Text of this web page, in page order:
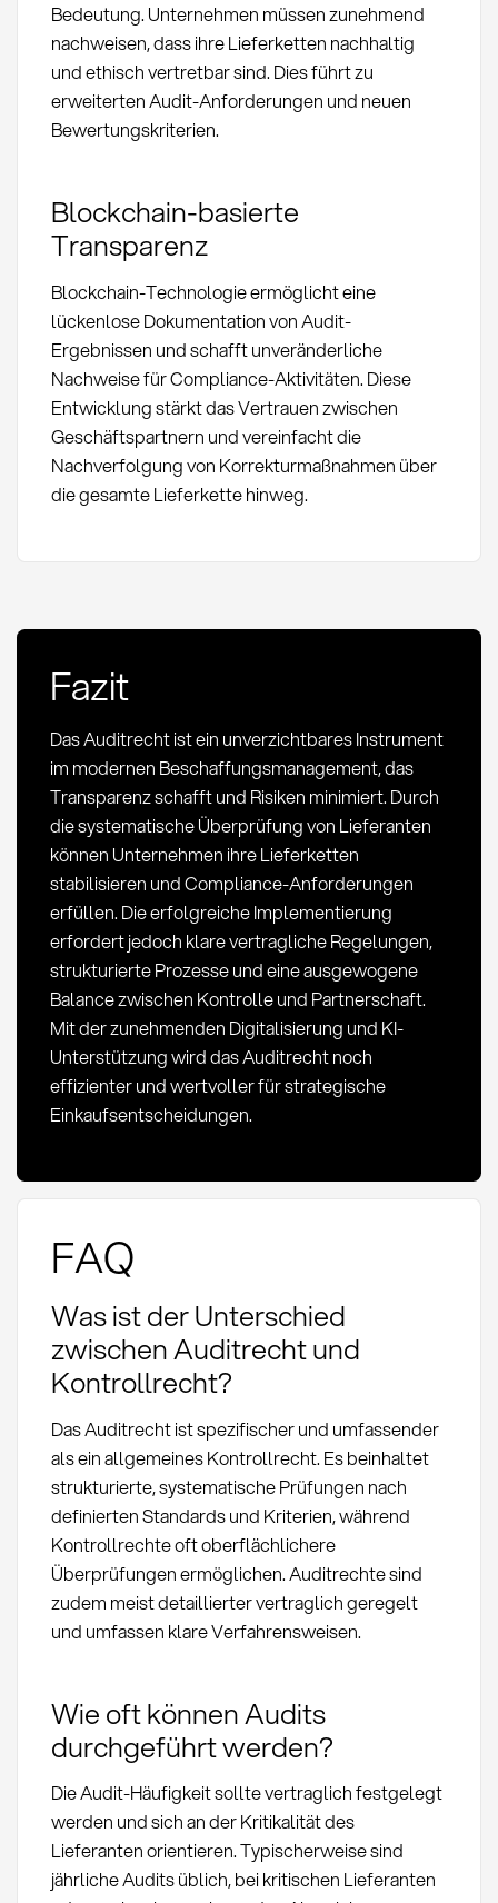
Bedeutung. Unternehmen müssen zunehmend
nachweisen, dass ihre Lieferketten nachhaltig
und ethisch vertretbar sind. Dies führt zu
erweiterten Audit-Anforderungen und neuen
Bewertungskriterien.
Blockchain-basierte
Transparenz
Blockchain-Technologie ermöglicht eine
lückenlose Dokumentation von Audit-
Ergebnissen und schafft unveränderliche
Nachweise für Compliance-Aktivitäten. Diese
Entwicklung stärkt das Vertrauen zwischen
Geschäftspartnern und vereinfacht die
Nachverfolgung von Korrekturmaßnahmen über
die gesamte Lieferkette hinweg.
Fazit
Das Auditrecht ist ein unverzichtbares Instrument
im modernen Beschaffungsmanagement, das
Transparenz schafft und Risiken minimiert. Durch
die systematische Überprüfung von Lieferanten
können Unternehmen ihre Lieferketten
stabilisieren und Compliance-Anforderungen
erfüllen. Die erfolgreiche Implementierung
erfordert jedoch klare vertragliche Regelungen,
strukturierte Prozesse und eine ausgewogene
Balance zwischen Kontrolle und Partnerschaft.
Mit der zunehmenden Digitalisierung und KI-
Unterstützung wird das Auditrecht noch
effizienter und wertvoller für strategische
Einkaufsentscheidungen.
FAQ
Was ist der Unterschied
zwischen Auditrecht und
Kontrollrecht?
Das Auditrecht ist spezifischer und umfassender
als ein allgemeines Kontrollrecht. Es beinhaltet
strukturierte, systematische Prüfungen nach
definierten Standards und Kriterien, während
Kontrollrechte oft oberflächlichere
Überprüfungen ermöglichen. Auditrechte sind
zudem meist detaillierter vertraglich geregelt
und umfassen klare Verfahrensweisen.
Wie oft können Audits
durchgeführt werden?
Die Audit-Häufigkeit sollte vertraglich festgelegt
werden und sich an der Kritikalität des
Lieferanten orientieren. Typischerweise sind
jährliche Audits üblich, bei kritischen Lieferanten